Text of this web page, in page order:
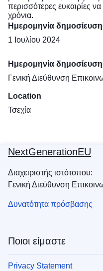
περισσότερες ευκαιρίες
χρόνια.
Ημερομηνία
1 Ιουλίου 2024
Ημερομηνία
Γενική Διεύθυνση
Location
Τσεχία
NextGenerationEU
Διαχειριστής ιστότοπου:
Γενική Διεύθυνση
Δυνατότητα πρόσβασης
Ποιοι είμαστε
Privacy Statement